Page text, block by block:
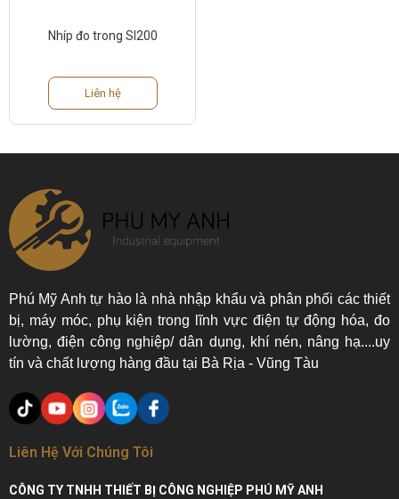
Nhíp đo trong SI200
Liên hệ
Phú Mỹ Anh tự hào là nhà nhập khẩu và phân phối các thiết
bị, máy móc, phụ kiện trong lĩnh vực điện tự động hóa, đo
lường, điện công nghiệp/ dân dụng, khí nén, nâng hạ....uy
tín và chất lượng hàng đầu tại Bà Rịa - Vũng Tàu
Liên Hệ Với Chúng Tôi
CÔNG TY TNHH THIẾT BỊ CÔNG NGHIỆP PHÚ MỸ ANH